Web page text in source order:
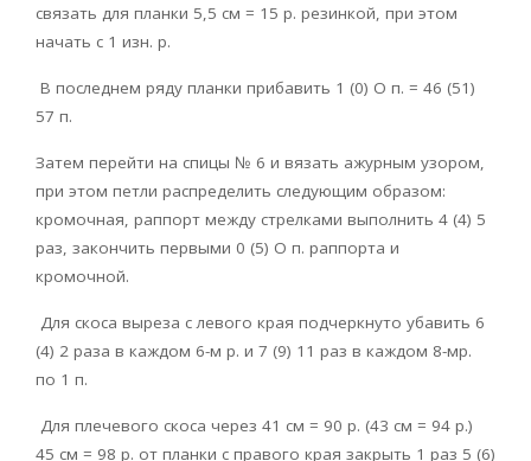
связать для планки 5,5 см = 15 р. резинкой, при этом
начать с 1 изн. р.
В последнем ряду планки прибавить 1 (0) О п. = 46 (51)
57 п.
Затем перейти на спицы № 6 и вязать ажурным узором,
при этом петли распределить следующим образом:
кромочная, раппорт между стрелками выполнить 4 (4) 5
раз, закончить первыми 0 (5) О п. раппорта и
кромочной.
Для скоса выреза с левого края подчеркнуто убавить 6
(4) 2 раза в каждом 6-м р. и 7 (9) 11 раз в каждом 8-мр.
по 1 п.
Для плечевого скоса через 41 см = 90 р. (43 см = 94 р.)
45 см = 98 р. от планки с правого края закрыть 1 раз 5 (6)